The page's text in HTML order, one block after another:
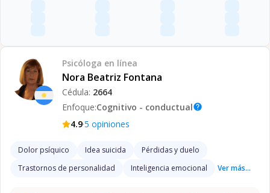
Psicóloga en línea
Nora Beatriz Fontana
Cédula: 2664
Enfoque:Cognitivo - conductualhelp
4.9·5 opiniones
Dolor psíquico Idea suicida
Pérdidas y duelo
Trastornos de personalidad
Inteligencia emocional Ver más...